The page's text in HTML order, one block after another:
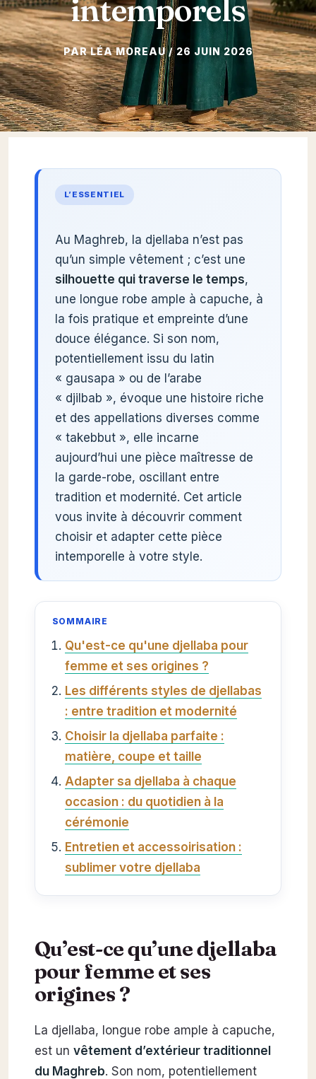
intemporels
26 JUIN 2026
L’ESSENTIEL
Au Maghreb, la djellaba n’est pas
qu’un simple vêtement ; c’est une
silhouette qui traverse le temps,
une longue robe ample à capuche, à
la fois pratique et empreinte d’une
douce élégance. Si son nom,
potentiellement issu du latin
« gausapa » ou de l’arabe
« djilbab », évoque une histoire riche
et des appellations diverses comme
« takebbut », elle incarne
aujourd’hui une pièce maîtresse de
la garde-robe, oscillant entre
tradition et modernité. Cet article
vous invite à découvrir comment
choisir et adapter cette pièce
intemporelle à votre style.
SOMMAIRE
Qu'est-ce qu'une djellaba pour
femme et ses origines ?
Les différents styles de djellabas
: entre tradition et modernité
Choisir la djellaba parfaite :
matière, coupe et taille
Adapter sa djellaba à chaque
occasion : du quotidien à la
cérémonie
Entretien et accessoirisation :
sublimer votre djellaba
Qu’est-ce qu’une djellaba
pour femme et ses
origines ?
La djellaba, longue robe ample à capuche,
est un vêtement d’extérieur traditionnel
du Maghreb. Son nom, potentiellement